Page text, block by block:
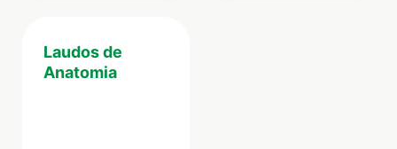
Laudos de
Anatomia